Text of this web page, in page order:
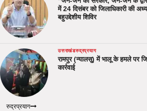
में 24 दिसंबर को जिलाधिकारी की
बहुउद्देशीय शिविर
उत्तराखंडरुद्रप्रयाग
रामपुर (न्यालसू) में भालू के हमले पर
कार्रवाई
रुद्रप्रयाग